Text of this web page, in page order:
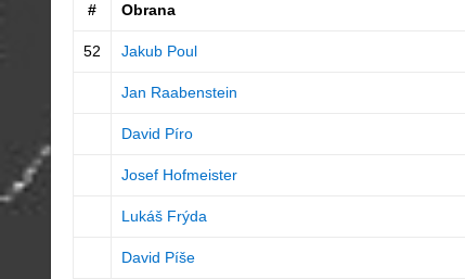
# Obrana
52 Jakub Poul
Jan Raabenstein
David Píro
Josef Hofmeister
Lukáš Frýda
David Píše